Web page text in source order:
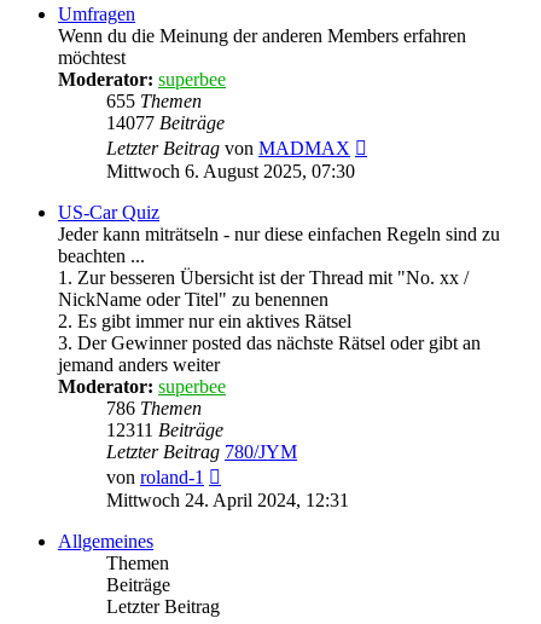
Umfragen
Wenn du die Meinung der anderen Members erfahren
möchtest
Moderator: superbee
655 Themen
14077 Beiträge
Letzter Beitrag von MADMAX
Mittwoch 6. August 2025, 07:30
US-Car Quiz
Jeder kann miträtseln - nur diese einfachen Regeln sind zu
beachten ...
1. Zur besseren Übersicht ist der Thread mit "No. xx /
NickName oder Titel" zu benennen
2. Es gibt immer nur ein aktives Rätsel
3. Der Gewinner posted das nächste Rätsel oder gibt an
jemand anders weiter
Moderator: superbee
786 Themen
12311 Beiträge
Letzter Beitrag 780/JYM
von roland-1
Beitrag
Mittwoch 24. April 2024, 12:31
Allgemeines
Themen
Beiträge
Letzter Beitrag